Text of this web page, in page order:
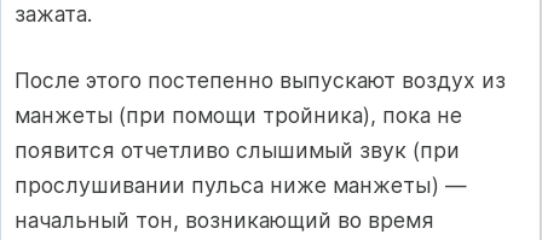
зажата.
После этого постепенно выпускают воздух из
манжеты (при помощи тройника), пока не
появится отчетливо слышимый звук (при
прослушивании пульса ниже манжеты) —
начальный тон, возникающий во время